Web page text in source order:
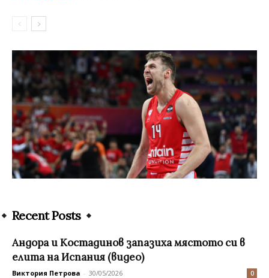
Recent Posts
Андора и Костадинов запазиха мястото си в
елита на Испания (видео)
Виктория Петрова - 30/05/2026 0